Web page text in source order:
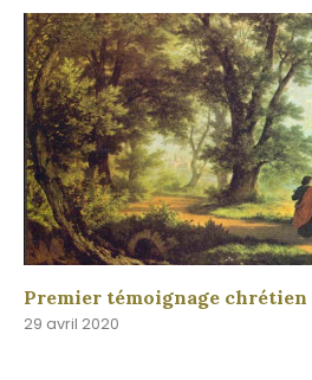
Premier témoignage chrétien
29 avril 2020